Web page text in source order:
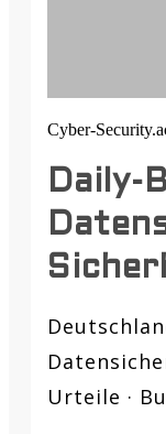
Cyber-
Daily-
Urteile ·